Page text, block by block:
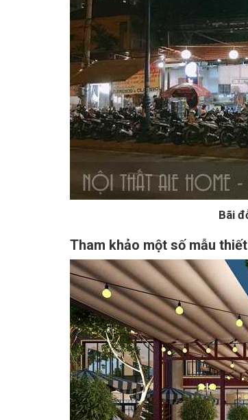
Bãi
Tham khảo một số mẫu